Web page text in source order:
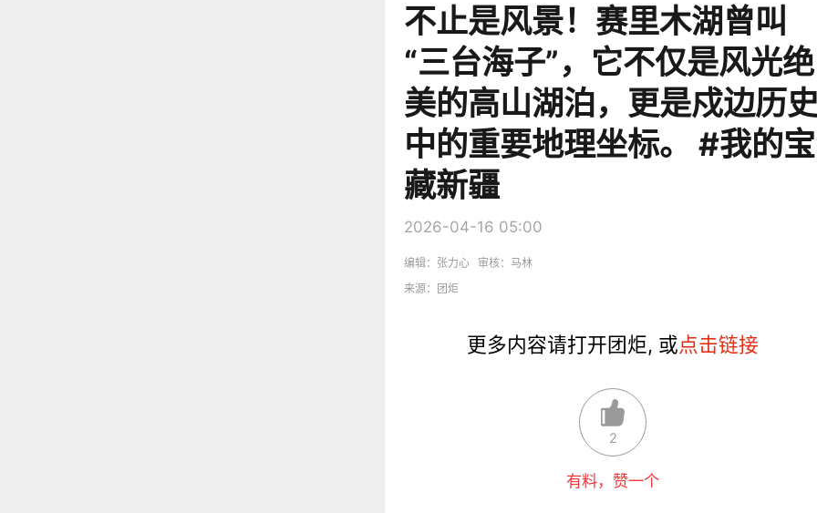
不止是风景！赛里木湖曾叫
“三台海子”，它不仅是风光绝
美的高山湖泊，更是戍边历
中的重要地理坐标。 #我的宝
藏新疆
2026-04-16 05:00
编辑：张力心 审核：马林
来源：
团炬
更多内容请打开团炬, 或点击链接
2
有料，赞一个